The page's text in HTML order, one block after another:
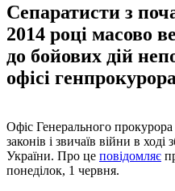
Сепаратисти з
2014 році масово
до бойових дій
офісі
Офіс Генерального
законів і звичаїв війни в
України. Про це повідомляє
понеділок, 1 червня.